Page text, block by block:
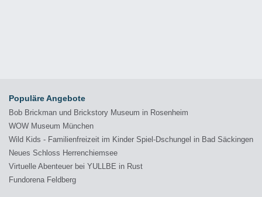
Populäre Angebote
Bob Brickman und Brickstory Museum in Rosenheim
WOW Museum München
Wild Kids - Familienfreizeit im Kinder Spiel-Dschungel in Bad Säckingen
Neues Schloss Herrenchiemsee
Virtuelle Abenteuer bei YULLBE in Rust
Fundorena Feldberg